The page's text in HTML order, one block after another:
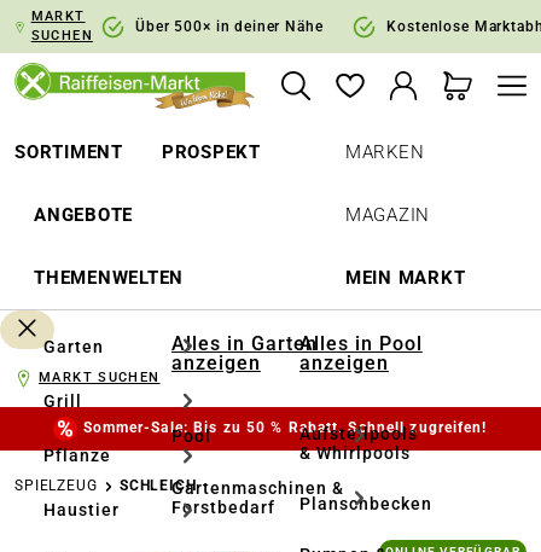
Zur Hauptnavigation springen
MARKT
SUCHEN
Über 500× in deiner Nähe Kostenlose
SORTIMENT PROSPEKT
ANGEBOTE
THEMENWELTEN
MARKEN
MAGAZIN
MEIN MARKT
Garten
Grill
Pflanze
Haustier
Alles in Garten
anzeigen
Pool
Gartenmaschinen &
Forstbedarf
Alles in Pool
anzeigen
Aufstellpools
& Whirlpools
Planschbecken
MARKT SUCHEN
Sommer-Sale: Bis zu 50 % Rabatt. Schnell zugreifen!
SPIELZEUG SCHLEICH